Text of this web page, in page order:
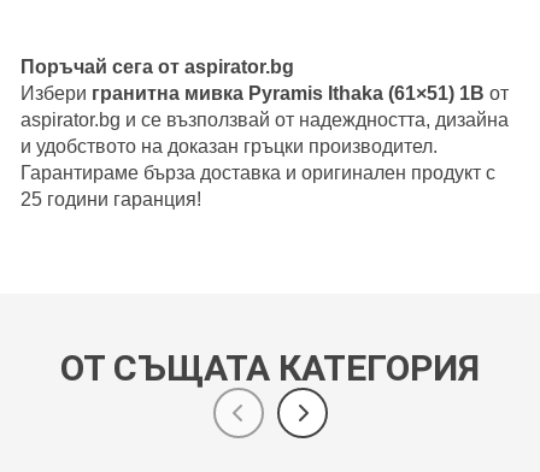
Поръчай сега от aspirator.bg
Избери гранитна мивка Pyramis Ithaka (61×51) 1B от
aspirator.bg и се възползвай от надеждността, дизайна
и удобството на доказан гръцки производител.
Гарантираме бърза доставка и оригинален продукт с
25 години гаранция!
ОТ СЪЩАТА КАТЕГОРИЯ